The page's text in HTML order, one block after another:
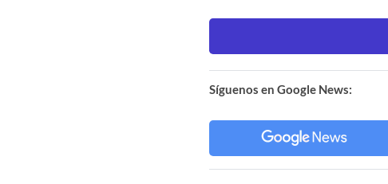
Síguenos en Google News: